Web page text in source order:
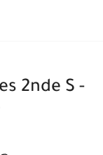
2nde S -